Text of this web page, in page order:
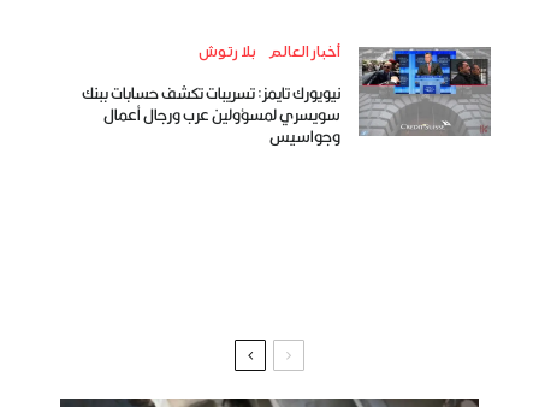
أخبار العالم بلا رتوش
نيويورك تايمز: تسريبات تكشف حسابات ببنك
سويسري لمسؤولين عرب ورجال أعمال
وجواسيس